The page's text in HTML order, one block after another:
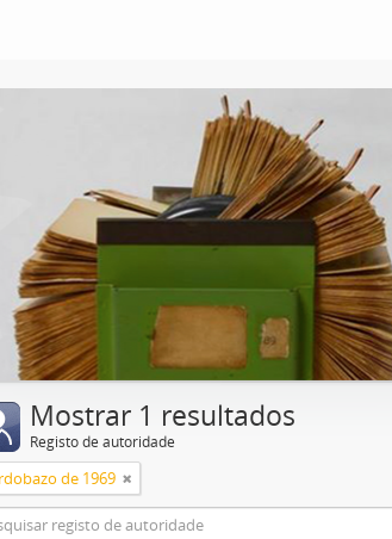
Mostrar 1 resultados
Registo de autoridade
de 1969